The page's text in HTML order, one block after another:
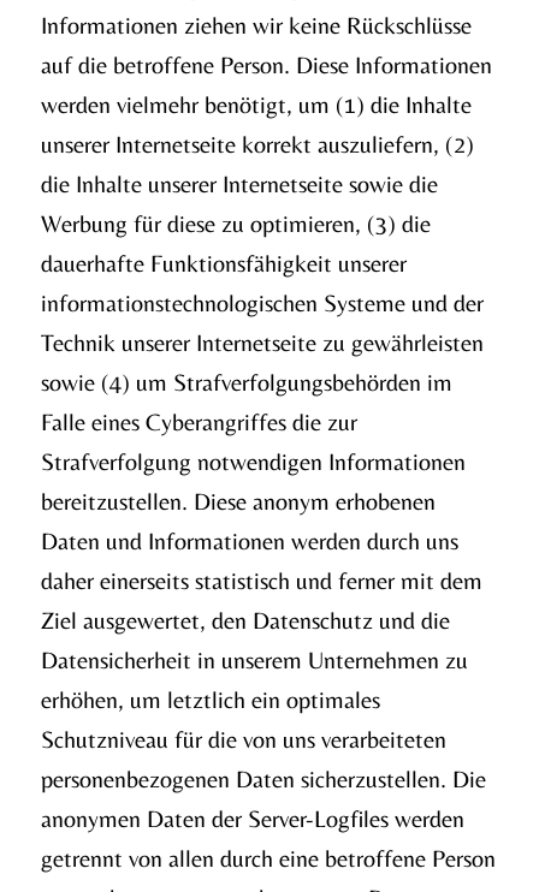
Informationen ziehen wir keine Rückschlüsse
auf die betroffene Person. Diese Informationen
werden vielmehr benötigt, um (1) die Inhalte
unserer Internetseite korrekt auszuliefern, (2)
die Inhalte unserer Internetseite sowie die
Werbung für diese zu optimieren, (3) die
dauerhafte Funktionsfähigkeit unserer
informationstechnologischen Systeme und der
Technik unserer Internetseite zu gewährleisten
sowie (4) um Strafverfolgungsbehörden im
Falle eines Cyberangriffes die zur
Strafverfolgung notwendigen Informationen
bereitzustellen. Diese anonym erhobenen
Daten und Informationen werden durch uns
daher einerseits statistisch und ferner mit dem
Ziel ausgewertet, den Datenschutz und die
Datensicherheit in unserem Unternehmen zu
erhöhen, um letztlich ein optimales
Schutzniveau für die von uns verarbeiteten
personenbezogenen Daten sicherzustellen. Die
anonymen Daten der Server-Logfiles werden
getrennt von allen durch eine betroffene Person